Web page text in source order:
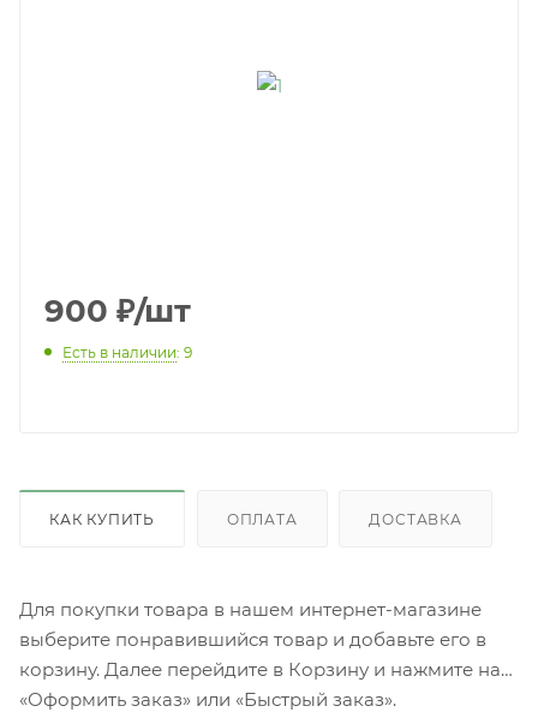
900 ₽/шт
Есть в наличии: 9
КАК КУПИТЬ ОПЛАТА ДОСТАВКА
Для покупки товара в нашем интернет-магазине
выберите понравившийся товар и добавьте его в
корзину. Далее перейдите в Корзину и нажмите на
«Оформить заказ» или «Быстрый заказ».